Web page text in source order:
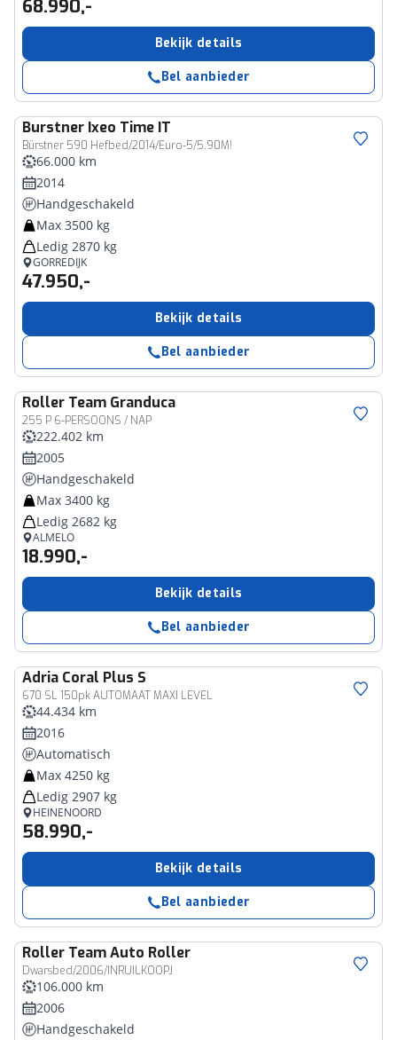
68.990,-
Bekijk details
Bel aanbieder
Burstner Ixeo Time IT
Bürstner 590 Hefbed/2014/Euro-5/5.90M!
66.000 km
2014
Handgeschakeld
Max 3500 kg
Ledig 2870 kg
GORREDIJK
47.950,-
Bekijk details
Bel aanbieder
Roller Team Granduca
255 P 6-PERSOONS / NAP
222.402 km
2005
Handgeschakeld
Max 3400 kg
Ledig 2682 kg
ALMELO
18.990,-
Bekijk details
Bel aanbieder
Adria Coral Plus S
670 SL 150pk AUTOMAAT MAXI LEVEL
44.434 km
2016
Automatisch
Max 4250 kg
Ledig 2907 kg
HEINENOORD
58.990,-
Bekijk details
Bel aanbieder
Roller TeamAuto Roller
Dwarsbed/2006/INRUILKOOPJ
106.000 km
2006
Handgeschakeld